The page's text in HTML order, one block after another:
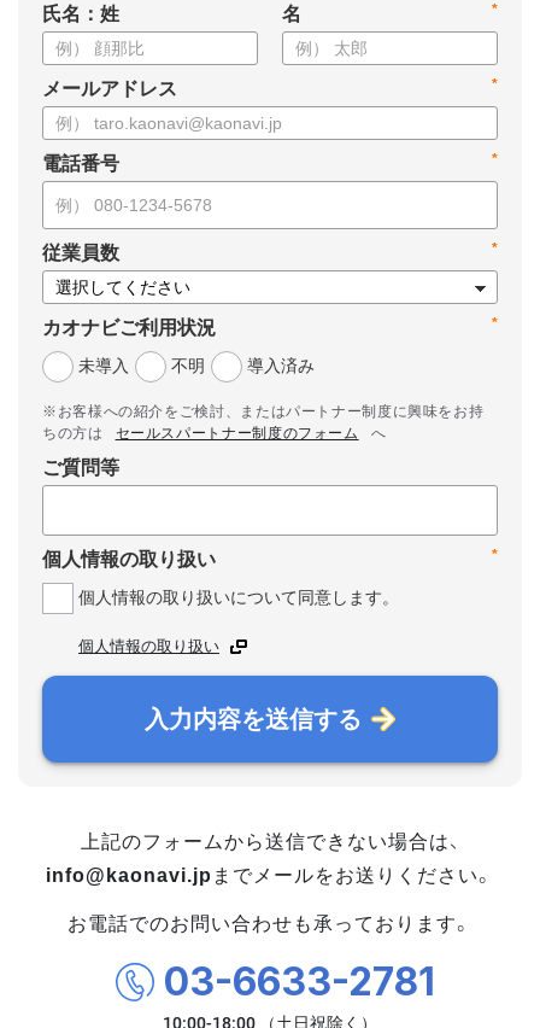
氏名：姓 *
名
*
メールアドレス
*
電話番号
*
従業員数
*
カオナビご利用状況
未導入
不明 導入済み
※お客様への紹介をご検討、またはパートナー制度に興味をお持
ちの方は
セールスパートナー制度のフォーム へ
ご質問等
*
個人情報の取り扱い
個人情報の取り扱いについて同意します。
個人情報の取り扱い
入力内容を送信する
上記のフォームから送信できない場合は、
info@kaonavi.jp までメールをお送りください。
お電話でのお問い合わせも承っております。
03-6633-2781